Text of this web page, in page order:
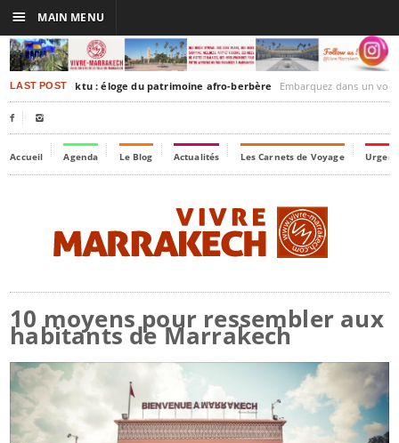
LAST POSTTimbuktu : éloge du patrimoine afro-berbère Embarquez dans un voyage culturel dans le
 
Accueil Agenda Le Blog Actualités Les Carnets de Voyage
10 moyens pour ressembler aux
habitants de Marrakech
☰ MAIN MENU